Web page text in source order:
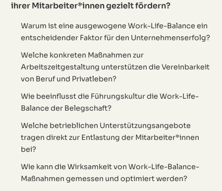
ihrer Mitarbeiter*innen gezielt fördern?
Warum ist eine ausgewogene Work-Life-Balance ein
entscheidender Faktor für den Unternehmenserfolg?
Welche konkreten Maßnahmen zur
Arbeitszeitgestaltung unterstützen die Vereinbarkeit
von Beruf und Privatleben?
Wie beeinflusst die Führungskultur die Work-Life-
Balance der Belegschaft?
Welche betrieblichen Unterstützungsangebote
tragen direkt zur Entlastung der Mitarbeiter*innen
bei?
Wie kann die Wirksamkeit von Work-Life-Balance-
Maßnahmen gemessen und optimiert werden?